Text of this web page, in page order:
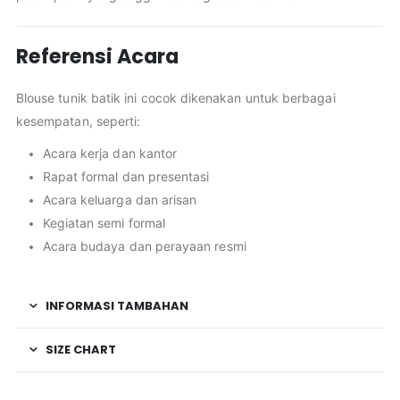
Referensi Acara
Blouse tunik batik ini cocok dikenakan untuk berbagai
kesempatan, seperti:
Acara kerja dan kantor
Rapat formal dan presentasi
Acara keluarga dan arisan
Kegiatan semi formal
Acara budaya dan perayaan resmi
INFORMASI TAMBAHAN
SIZE CHART